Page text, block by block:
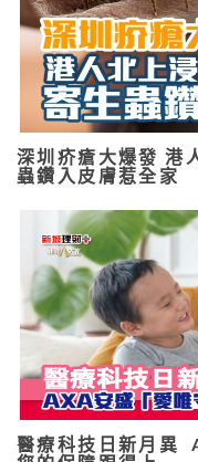
深圳疥瘡大爆發 港
蟲鑽入皮膚惹全家
醫療科技日新月異